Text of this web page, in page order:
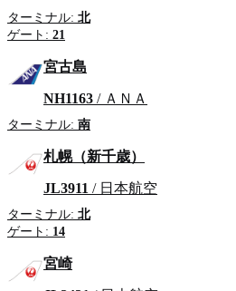
ターミナル: 北
ゲート: 21
宮古島
NH1163 / ＡＮＡ
ターミナル: 南
札幌（新千歳）
JL3911 / 日本航空
ターミナル: 北
ゲート: 14
宮崎